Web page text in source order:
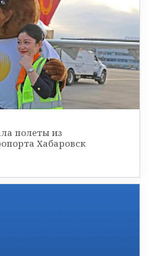
полеты из
Хабаровск